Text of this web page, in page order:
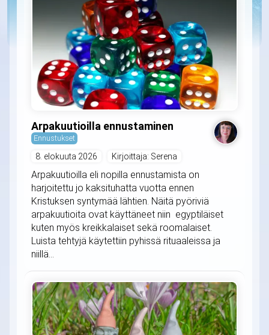
Arpakuutioilla ennustaminen
Ennustukset
8. elokuuta 2026 Kirjoittaja: Serena
Arpakuutioilla eli nopilla ennustamista on
harjoitettu jo kaksituhatta vuotta ennen
Kristuksen syntymää lähtien. Näitä pyöriviä
arpakuutioita ovat käyttäneet niin egyptiläiset
kuten myös kreikkalaiset sekä roomalaiset.
Luista tehtyjä käytettiin pyhissä rituaaleissa ja
niillä...